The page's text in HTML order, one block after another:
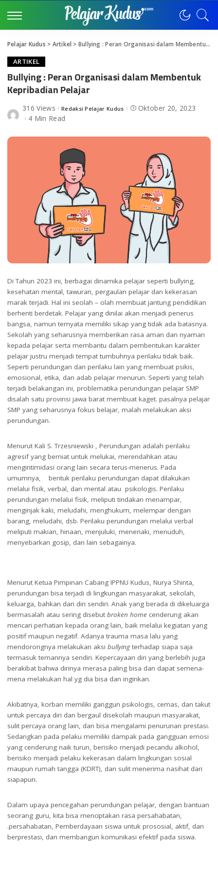
Pelajar Kudus > Artikel > Bullying : Peran Organisasi dalam Membentuk Kepribadian Pelajar
ARTIKEL
Bullying : Peran Organisasi dalam Membentuk
Kepribadian Pelajar
316 ViewsPosted
by
Redaksi Pelajar Kudus
Oktober 20, 2023
4 Min Read
Di Tahun 2023 ini, berbagai dinamika pelajar seperti bullying,
kesehatan mental, tawuran, pergaulan pelajar dan kekerasan
marak terjadi. Hal ini seolah – olah membuat jantung pendidikan
berhenti berdetak. Pelajar yang dinilai akan menjadi penerus
bangsa, namun ternyata memiliki sikap yang tidak ada batasnya.
Sekolah yang seharusnya memberikan rasa aman dan nyaman
kepada pelajar serta membantu dalam pembentukan karakter
pelajar justru menjadi tempat tumbuhnya perilaku tidak baik.
Seperti perundungan dan perilaku lain yang membuat psikis,
emosional, etika, dan adab pelajar menurun. Seperti yang telah
terjadi belakangan ini, problematika perundungan pelajar SMP
disalah satu provinsi jawa barat membuat kaget. pasalnya pelajar
SMP yang seharusnya fokus belajar, malah melakukan aksi
perundungan.
Menurut Kali S. Trzesniewski , Perundungan adalah perilaku
agresif yang berniat untuk melukai, merendahkan atau
mengintimidasi orang lain secara terus-menerus. Pada
umumnya, bentuk perilaku perundungan dapat dilakukan
melalui fisik, verbal, dan mental atau psikologis. Perilaku
perundungan melalui fisik, meliputi tindakan menampar,
menginjak kaki, meludahi, menghukum, melempar dengan
barang, meludahi, dsb. Perilaku perundungan melalui verbal
meliputi makian, hinaan, menjuluki, meneriaki, menuduh,
menyebarkan gosip, dan lain sebagainya.
Menurut Ketua Pimpinan Cabang IPPNU Kudus, Nurya Shinta,
perundungan bisa terjadi di lingkungan masyarakat, sekolah,
keluarga, bahkan dari diri sendiri. Anak yang berada di dikeluarga
bermasalah atau sering disebut broken home cenderung akan
mencari perhatian kepada orang lain, baik melalui kegiatan yang
positif maupun negatif. Adanya trauma masa lalu yang
mendorongnya melakukan aksi bullyingterhadap siapa saja
termasuk temannya sendiri. Kepercayaan diri yang berlebih juga
berakibat bahwa dirinya merasa paling bisa dan dapat semena-
mena melakukan hal yg dia bisa dan inginkan.
Akibatnya, korban memiliki ganggun psikologis, cemas, dan takut
untuk percaya diri dan bergaul disekolah maupun masyarakat,
sulit percaya orang lain, dan bisa mengalami penurunan prestasi.
Sedangkan pada pelaku memiliki dampak pada gangguan emosi
yang cenderung naik turun, berisiko menjadi pecandu alkohol,
berisiko menjadi pelaku kekerasan dalam lingkungan sosial
maupun rumah tangga (KDRT), dan sulit menerima nasihat dari
siapapun.
Dalam upaya pencegahan perundungan pelajar, dengan bantuan
seorang guru, kita bisa menciptakan rasa persahabatan,
.persahabatan, Pemberdayaan siswa untuk prososial, aktif, dan
berprestasi, dan membangun komunikasi efektif pada siswa.